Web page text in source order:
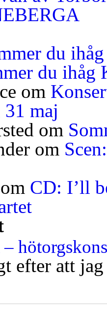
du
du ihåg
om
maj
om
om
om CD: I’ll
efter att